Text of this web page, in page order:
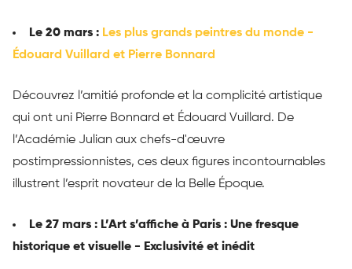
Le 20 mars : Les plus grands peintres du monde -
Édouard Vuillard et Pierre Bonnard
Découvrez l’amitié profonde et la complicité artistique
qui ont uni Pierre Bonnard et Édouard Vuillard. De
l’Académie Julian aux chefs-d'œuvre
postimpressionnistes, ces deux figures incontournables
illustrent l’esprit novateur de la Belle Époque.
Le 27 mars : L’Art s’affiche à Paris : Une fresque
historique et visuelle - Exclusivité et inédit